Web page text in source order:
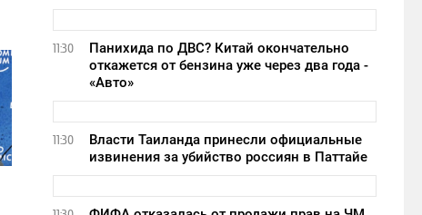
11:30
Панихида по ДВС? Китай окончательно
откажется от бензина уже через два года -
«Авто»
11:30
Власти Таиланда принесли официальные
извинения за убийство россиян в Паттайе